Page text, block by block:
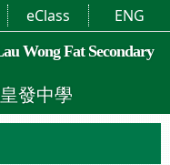
Wong Fat Secondary
發中學
eClass ENG